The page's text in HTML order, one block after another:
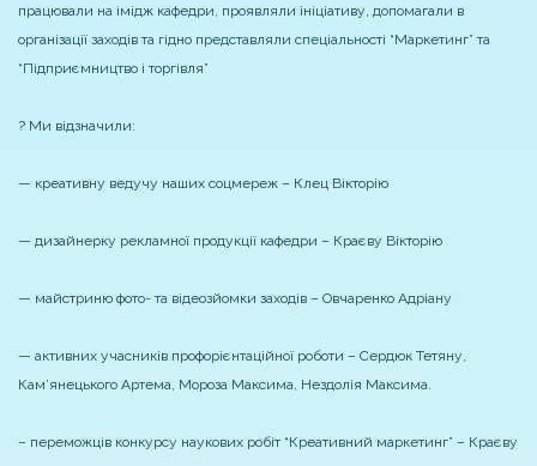
працювали на імідж кафедри, проявляли ініціативу, допомагали в
організації заходів та гідно представляли спеціальності “Маркетинг” та
“Підприємництво і торгівля”
? Ми відзначили:
— креативну ведучу наших соцмереж – Клец Вікторію
— дизайнерку рекламної продукції кафедри – Краєву Вікторію
— майстриню фото- та відеозйомки заходів – Овчаренко Адріану
— активних учасників профорієнтаційної роботи – Сердюк Тетяну,
Кам’янецького Артема, Мороза Максима, Нездолія Максима.
– переможців конкурсу наукових робіт “Креативний маркетинг” – Краєву